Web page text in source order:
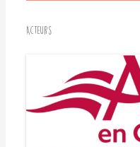
Acteurs